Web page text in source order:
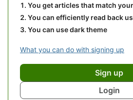
You get articles that match
You can efficiently read back
You can use dark theme
What you can do with signing up
Sign up
Login